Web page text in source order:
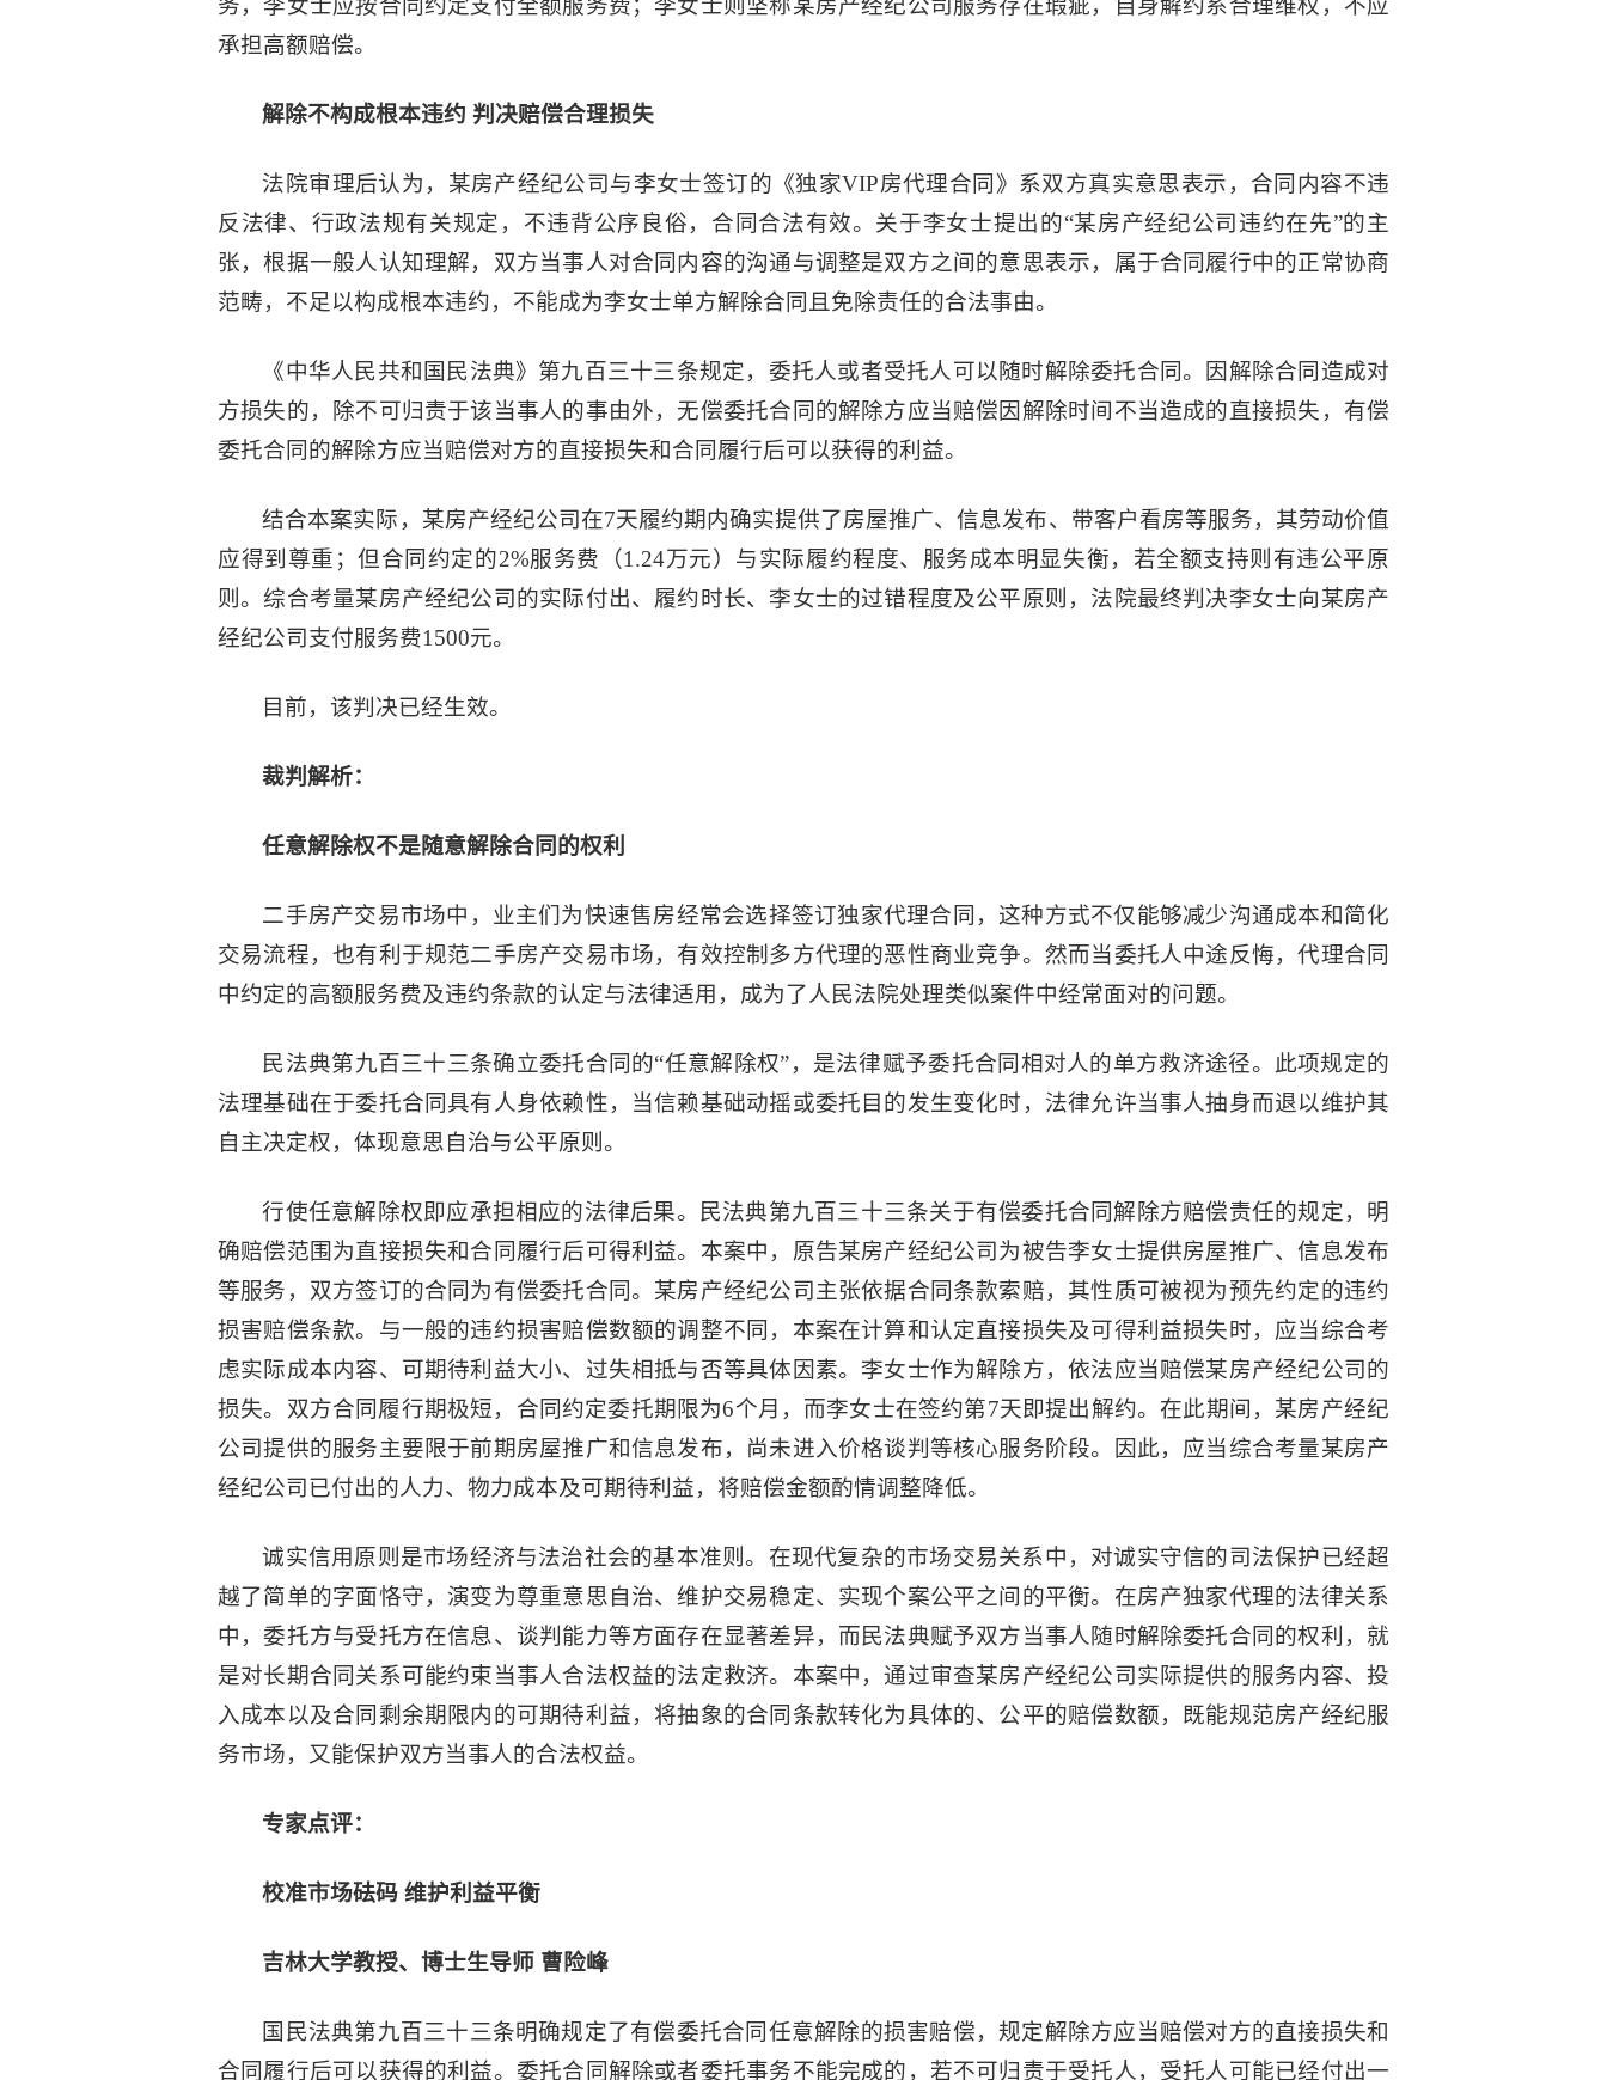
务，李女士应按合同约定支付全额服务费；李女士则坚称某房产经纪公司服务存在瑕疵，自身解约系合理维权，不应
承担高额赔偿。
解除不构成根本违约 判决赔偿合理损失
法院审理后认为，某房产经纪公司与李女士签订的《独家VIP房代理合同》系双方真实意思表示，合同内容不违
反法律、行政法规有关规定，不违背公序良俗，合同合法有效。关于李女士提出的“某房产经纪公司违约在先”的主
张，根据一般人认知理解，双方当事人对合同内容的沟通与调整是双方之间的意思表示，属于合同履行中的正常协商
范畴，不足以构成根本违约，不能成为李女士单方解除合同且免除责任的合法事由。
《中华人民共和国民法典》第九百三十三条规定，委托人或者受托人可以随时解除委托合同。因解除合同造成对
方损失的，除不可归责于该当事人的事由外，无偿委托合同的解除方应当赔偿因解除时间不当造成的直接损失，有偿
委托合同的解除方应当赔偿对方的直接损失和合同履行后可以获得的利益。
结合本案实际，某房产经纪公司在7天履约期内确实提供了房屋推广、信息发布、带客户看房等服务，其劳动价值
应得到尊重；但合同约定的2%服务费（1.24万元）与实际履约程度、服务成本明显失衡，若全额支持则有违公平原
则。综合考量某房产经纪公司的实际付出、履约时长、李女士的过错程度及公平原则，法院最终判决李女士向某房产
经纪公司支付服务费1500元。
目前，该判决已经生效。
裁判解析：
任意解除权不是随意解除合同的权利
二手房产交易市场中，业主们为快速售房经常会选择签订独家代理合同，这种方式不仅能够减少沟通成本和简化
交易流程，也有利于规范二手房产交易市场，有效控制多方代理的恶性商业竞争。然而当委托人中途反悔，代理合同
中约定的高额服务费及违约条款的认定与法律适用，成为了人民法院处理类似案件中经常面对的问题。
民法典第九百三十三条确立委托合同的“任意解除权”，是法律赋予委托合同相对人的单方救济途径。此项规定的
法理基础在于委托合同具有人身依赖性，当信赖基础动摇或委托目的发生变化时，法律允许当事人抽身而退以维护其
自主决定权，体现意思自治与公平原则。
行使任意解除权即应承担相应的法律后果。民法典第九百三十三条关于有偿委托合同解除方赔偿责任的规定，明
确赔偿范围为直接损失和合同履行后可得利益。本案中，原告某房产经纪公司为被告李女士提供房屋推广、信息发布
等服务，双方签订的合同为有偿委托合同。某房产经纪公司主张依据合同条款索赔，其性质可被视为预先约定的违约
损害赔偿条款。与一般的违约损害赔偿数额的调整不同，本案在计算和认定直接损失及可得利益损失时，应当综合考
虑实际成本内容、可期待利益大小、过失相抵与否等具体因素。李女士作为解除方，依法应当赔偿某房产经纪公司的
损失。双方合同履行期极短，合同约定委托期限为6个月，而李女士在签约第7天即提出解约。在此期间，某房产经纪
公司提供的服务主要限于前期房屋推广和信息发布，尚未进入价格谈判等核心服务阶段。因此，应当综合考量某房产
经纪公司已付出的人力、物力成本及可期待利益，将赔偿金额酌情调整降低。
诚实信用原则是市场经济与法治社会的基本准则。在现代复杂的市场交易关系中，对诚实守信的司法保护已经超
越了简单的字面恪守，演变为尊重意思自治、维护交易稳定、实现个案公平之间的平衡。在房产独家代理的法律关系
中，委托方与受托方在信息、谈判能力等方面存在显著差异，而民法典赋予双方当事人随时解除委托合同的权利，就
是对长期合同关系可能约束当事人合法权益的法定救济。本案中，通过审查某房产经纪公司实际提供的服务内容、投
入成本以及合同剩余期限内的可期待利益，将抽象的合同条款转化为具体的、公平的赔偿数额，既能规范房产经纪服
务市场，又能保护双方当事人的合法权益。
专家点评：
校准市场砝码 维护利益平衡
吉林大学教授、博士生导师 曹险峰
国民法典第九百三十三条明确规定了有偿委托合同任意解除的损害赔偿，规定解除方应当赔偿对方的直接损失和
合同履行后可以获得的利益。委托合同解除或者委托事务不能完成的，若不可归责于受托人，受托人可能已经付出一